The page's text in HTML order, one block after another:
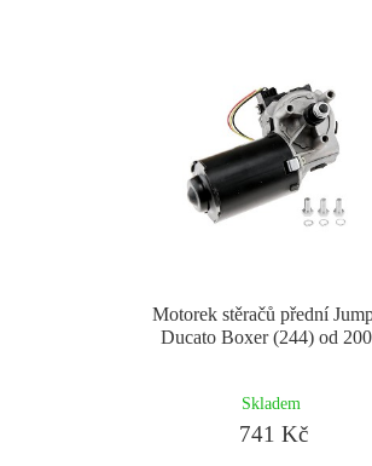
Motorek stěračů přední
Ducato Boxer (244) od
Skladem
741 Kč